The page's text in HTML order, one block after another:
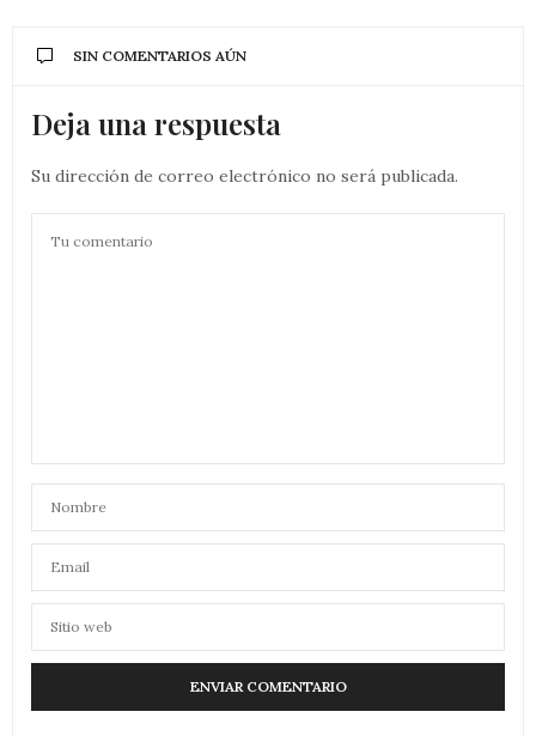
SIN COMENTARIOS AÚN
Deja una respuesta
Su dirección de correo electrónico no será publicada.